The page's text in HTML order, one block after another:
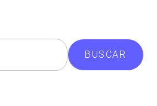
BUSCAR